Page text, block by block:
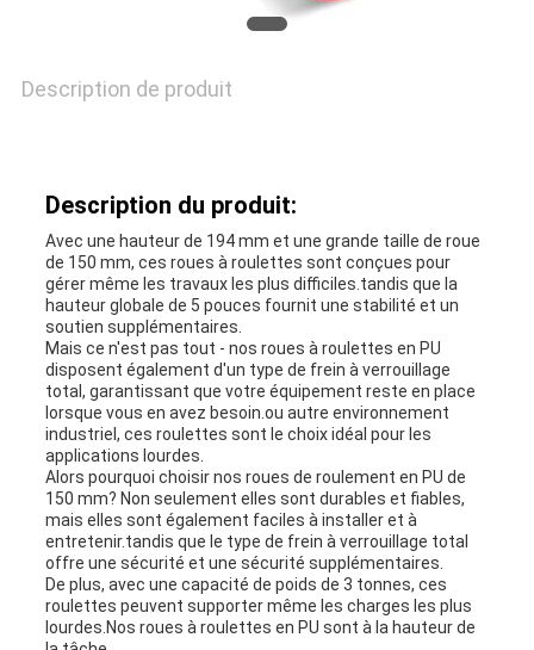
UNE
PLAN
SITE
PRIVACY
POLICY
Description de produit
Description du produit:
Avec une hauteur de 194 mm et une grande taille de roue
de 150 mm, ces roues à roulettes sont conçues pour
gérer même les travaux les plus difficiles.tandis que la
hauteur globale de 5 pouces fournit une stabilité et un
soutien supplémentaires.
Mais ce n'est pas tout - nos roues à roulettes en PU
disposent également d'un type de frein à verrouillage
total, garantissant que votre équipement reste en place
lorsque vous en avez besoin.ou autre environnement
industriel, ces roulettes sont le choix idéal pour les
applications lourdes.
Alors pourquoi choisir nos roues de roulement en PU de
150 mm? Non seulement elles sont durables et fiables,
mais elles sont également faciles à installer et à
entretenir.tandis que le type de frein à verrouillage total
offre une sécurité et une sécurité supplémentaires.
De plus, avec une capacité de poids de 3 tonnes, ces
roulettes peuvent supporter même les charges les plus
lourdes.Nos roues à roulettes en PU sont à la hauteur de